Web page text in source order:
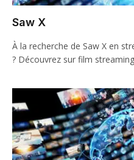
Saw X
À la recherche de Saw X en
? Découvrez sur film